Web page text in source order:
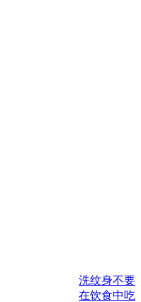
洗纹身不要
在饮食中吃